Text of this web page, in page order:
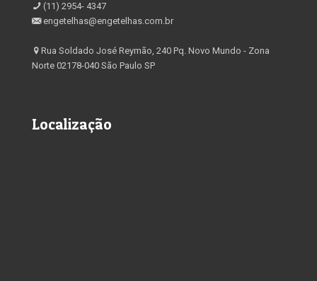
(11) 2954- 4347
engetelhas@engetelhas.com.br
Rua Soldado José Reymão, 240 Pq. Novo Mundo - Zona
Norte 02178-040 São Paulo SP
Localização